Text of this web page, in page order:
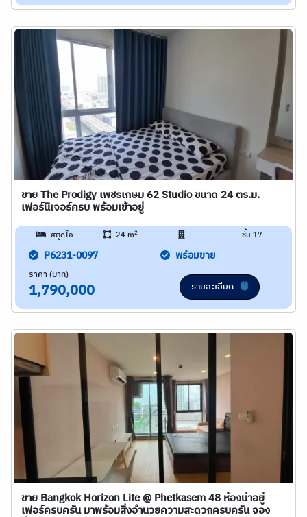
ขาย The Prodigy เพชรเกษม 62 Studio ขนาด 24 ตร.ม.
เฟอร์นิเจอร์ครบ พร้อมเข้าอยู่
สตูดิโอ 24 m2 - ชั้น 17
P6231-0097 พร้อมขาย
ราคา (บาท)
1,790,000 รายละเอียด
ขาย Bangkok Horizon Lite @ Phetkasem 48 ห้องน่าอยู่
เฟอร์ครบครัน มาพร้อมสิ่งอำนวยความสะดวกครบครัน จอง